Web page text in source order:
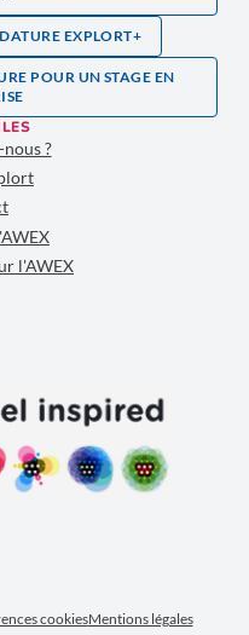
EXPLORT+
POUR UN STAGE EN
?
l'AWEX
cookiesMentions légales